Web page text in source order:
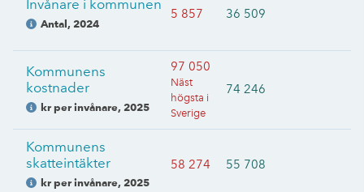
Invånare i kommunen
Antal, 2024
5 857 36 509
Kommunens
kostnader
kr per invånare, 2025
97 050
Näst
högsta i
Sverige
74 246
Kommunens
skatteintäkter
kr per invånare, 2025
58 274 55 708